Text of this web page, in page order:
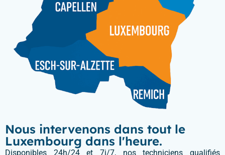
Nous intervenons dans tout le
Luxembourg dans l'heure.
Disponibles 24h/24 et 7j/7, nos techniciens qualifiés